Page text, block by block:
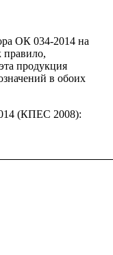
ОК 034-2014 на
правило,
продукция
в обоих
(КПЕС 2008):